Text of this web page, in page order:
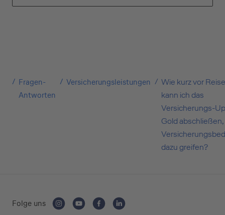
Fragen-
Antworten
Versicherungsleistungen
Wie kurz vor
kann ich das
Versicherungs-
Gold
dazu greifen?
Folge uns
Private Nutzung
GmbH)